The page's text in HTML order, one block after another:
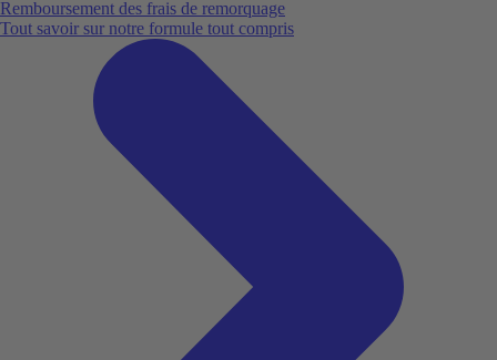
Remboursement des frais de remorquage
Tout savoir sur notre formule tout compris